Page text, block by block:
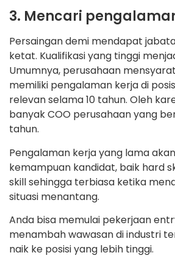
3. Mencari
Persaingan demi mendapat
ketat. Kualifikasi yang tinggi
Umumnya, perusahaan
memiliki pengalaman kerja di
relevan selama 10 tahun. Oleh
banyak COO perusahaan yang
tahun.
Pengalaman kerja yang lama
kemampuan kandidat, baik hard
skill sehingga terbiasa ketika
situasi menantang.
Anda bisa memulai pekerjaan
menambah wawasan di industri
naik ke posisi yang lebih tinggi.